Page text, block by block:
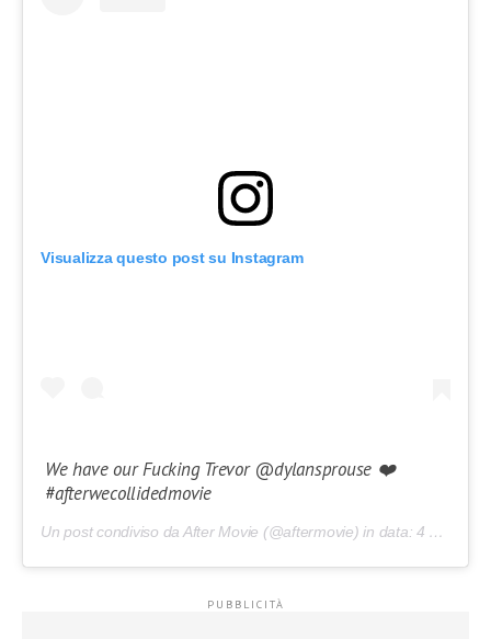
Visualizza questo post su Instagram
We have our Fucking Trevor @dylansprouse ❤️
#afterwecollidedmovie
Un post condiviso da After Movie (@aftermovie) in data:4 Ago 2019 alle ore 10:18 PDT